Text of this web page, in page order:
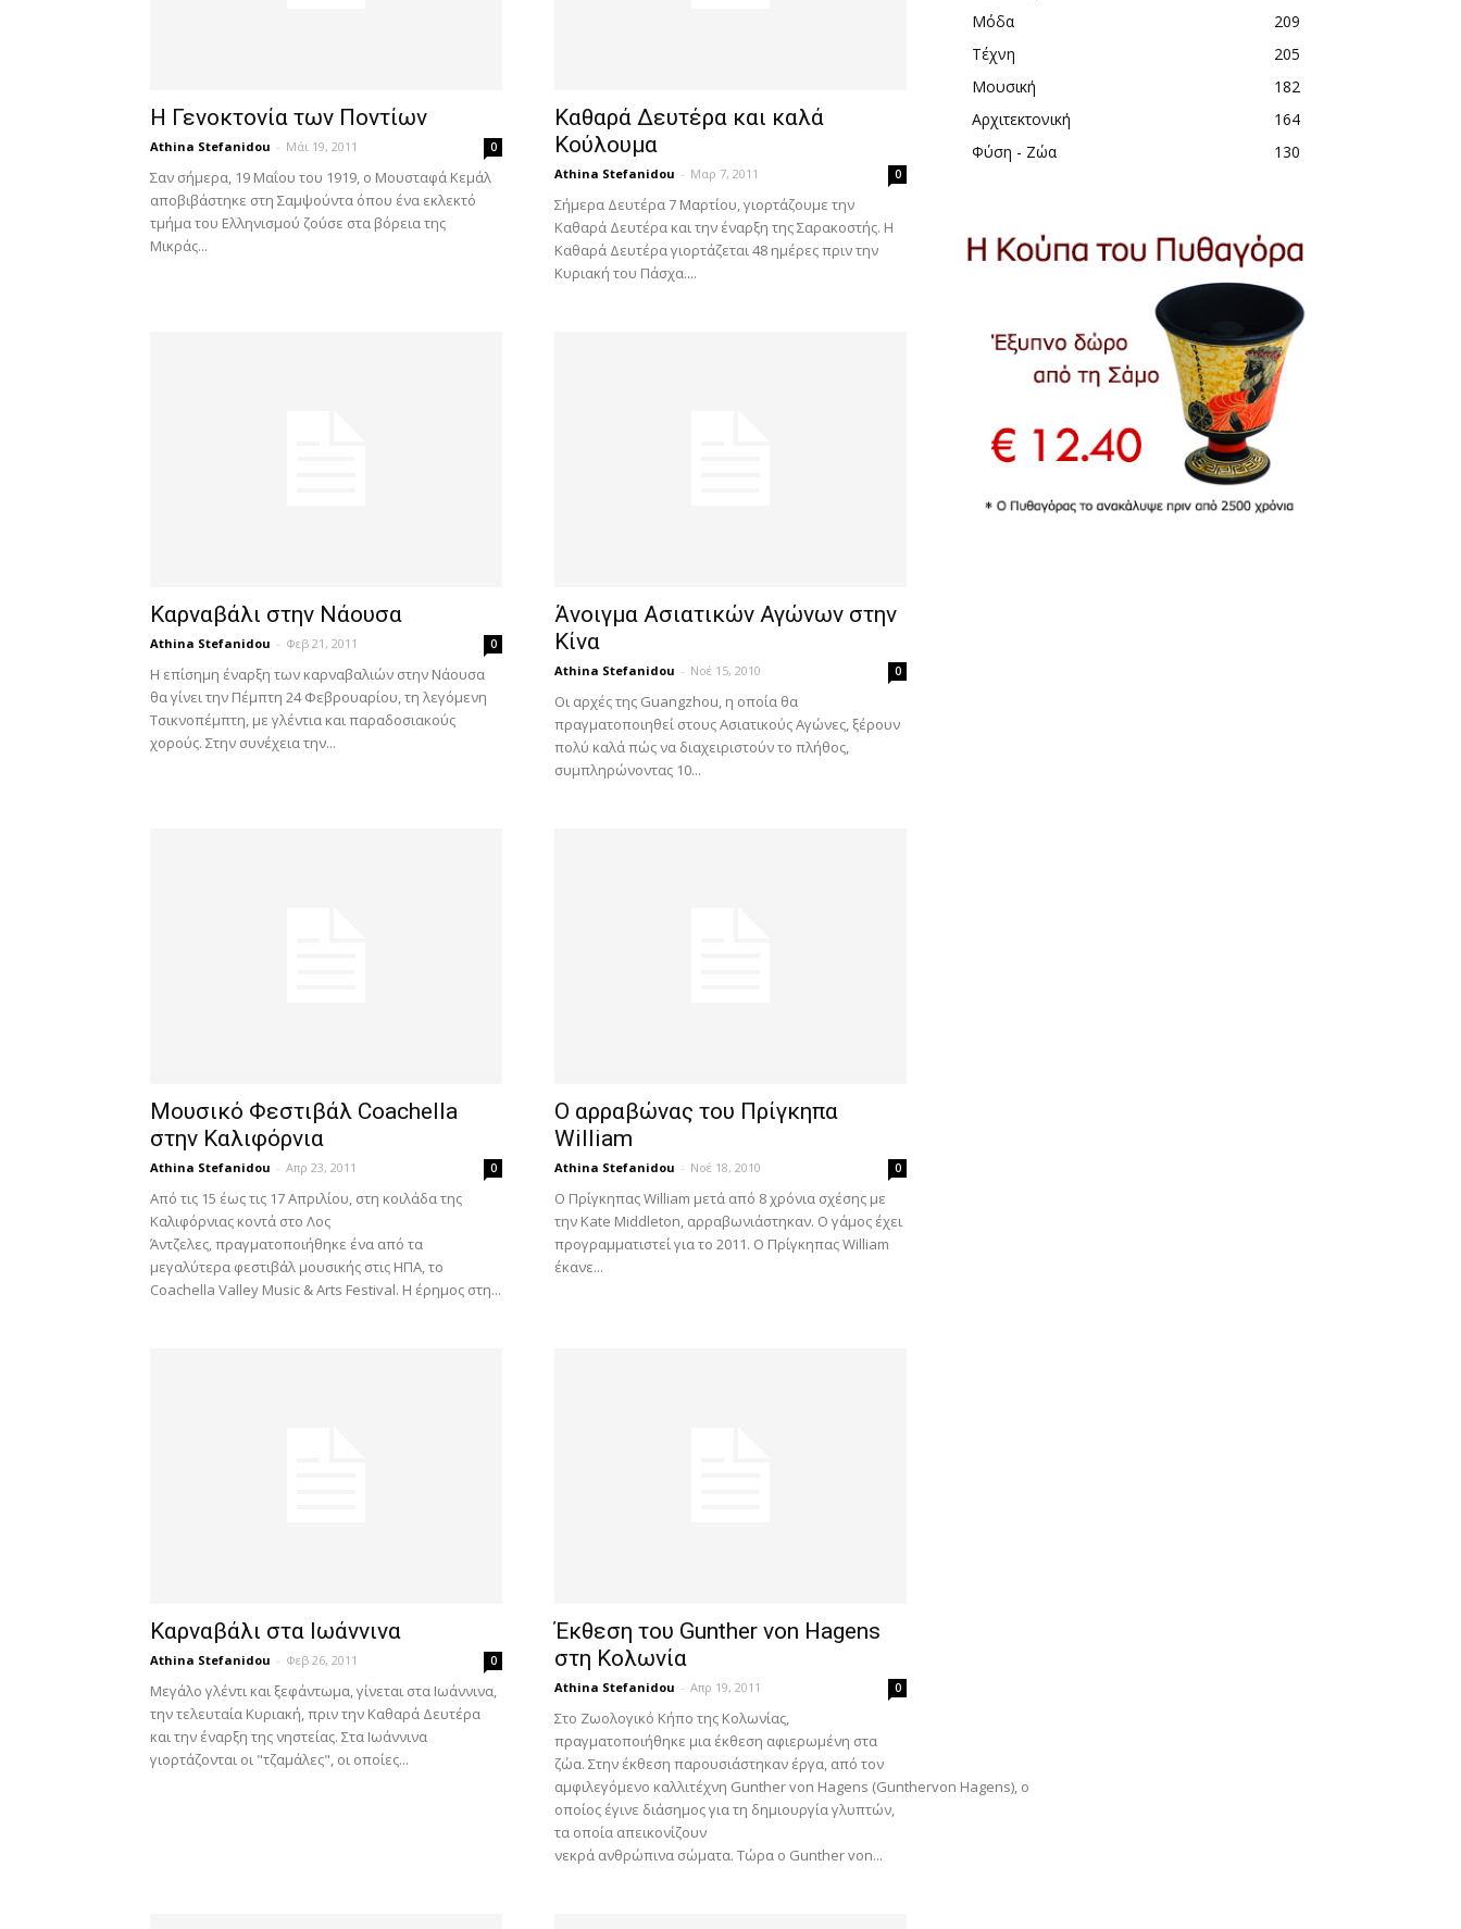
Η Γενοκτονία των Ποντίων
Athina Stefanidou - Μάι 19, 2011 0
Σαν σήμερα, 19 Μαΐου του 1919, ο Μουσταφά Κεμάλ
αποβιβάστηκε στη Σαμψούντα όπου ένα εκλεκτό
τμήμα του Ελληνισμού ζούσε στα βόρεια της
Μικράς...
Καθαρά Δευτέρα και καλά
Κούλουμα
Athina Stefanidou - Μαρ 7, 2011 0
Σήμερα Δευτέρα 7 Μαρτίου, γιορτάζουμε την
Καθαρά Δευτέρα και την έναρξη της Σαρακοστής. Η
Καθαρά Δευτέρα γιορτάζεται 48 ημέρες πριν την
Κυριακή του Πάσχα....
Καρναβάλι στην Νάουσα
Athina Stefanidou - Φεβ 21, 2011 0
Η επίσημη έναρξη των καρναβαλιών στην Νάουσα
θα γίνει την Πέμπτη 24 Φεβρουαρίου, τη λεγόμενη
Τσικνοπέμπτη, με γλέντια και παραδοσιακούς
χορούς. Στην συνέχεια την...
Άνοιγμα Ασιατικών Αγώνων στην
Κίνα
Athina Stefanidou - Νοέ 15, 2010 0
Οι αρχές της Guangzhou, η οποία θα
πραγματοποιηθεί στους Ασιατικούς Αγώνες, ξέρουν
πολύ καλά πώς να διαχειριστούν το πλήθος,
συμπληρώνοντας 10...
Μουσικό Φεστιβάλ Coachella
στην Καλιφόρνια
Athina Stefanidou - Απρ 23, 2011 0
Από τις 15 έως τις 17 Απριλίου, στη κοιλάδα της
Καλιφόρνιας κοντά στο Λος
Άντζελες, πραγματοποιήθηκε ένα από τα
μεγαλύτερα φεστιβάλ μουσικής στις ΗΠΑ, το
Coachella Valley Music & Arts Festival. Η έρημος στη...
Ο αρραβώνας του Πρίγκηπα
William
Athina Stefanidou - Νοέ 18, 2010 0
Ο Πρίγκηπας William μετά από 8 χρόνια σχέσης με
την Kate Middleton, αρραβωνιάστηκαν. Ο γάμος έχει
προγραμματιστεί για το 2011. Ο Πρίγκηπας William
έκανε...
Καρναβάλι στα Ιωάννινα
Athina Stefanidou - Φεβ 26, 2011 0
Μεγάλο γλέντι και ξεφάντωμα, γίνεται στα Ιωάννινα,
την τελευταία Κυριακή, πριν την Καθαρά Δευτέρα
και την έναρξη της νηστείας. Στα Ιωάννινα
γιορτάζονται οι "τζαμάλες", οι οποίες...
Έκθεση του Gunther von Hagens
στη Κολωνία
Athina Stefanidou - Απρ 19, 2011 0
Στο Ζωολογικό Κήπο της Κολωνίας,
πραγματοποιήθηκε μια έκθεση αφιερωμένη στα
ζώα. Στην έκθεση παρουσιάστηκαν έργα, από τον
αμφιλεγόμενο καλλιτέχνη Gunther von Hagens (Gunthervon Hagens), ο
οποίος έγινε διάσημος για τη δημιουργία γλυπτών,
τα οποία απεικονίζουν
νεκρά ανθρώπινα σώματα. Τώρα ο Gunther von...
Μόδα
209
Τέχνη
205
Μουσική
182
Αρχιτεκτονική
164
Φύση - Ζώα
130